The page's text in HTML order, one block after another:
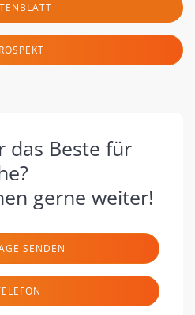
das Beste für
gerne weiter!
SENDEN